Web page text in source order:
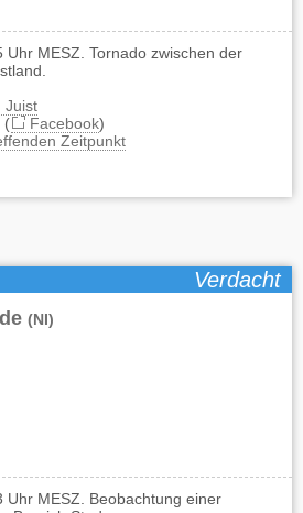
MESZ. Tornado zwischen der
Juist
( Facebook)
Zeitpunkt
Verdacht
(NI)
Uhr MESZ. Beobachtung einer